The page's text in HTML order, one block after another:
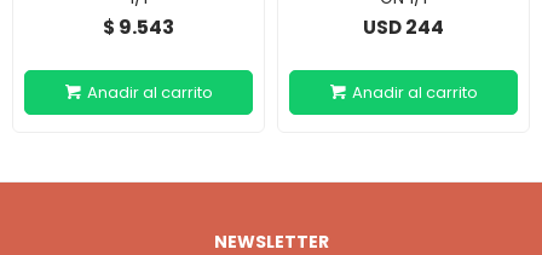
$ 9.543 USD244
NEWSLETTER